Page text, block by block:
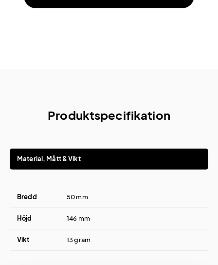
Produktspecifikation
Material, Mått & Vikt
Bredd 50 mm
Höjd 146 mm
Vikt 13 gram